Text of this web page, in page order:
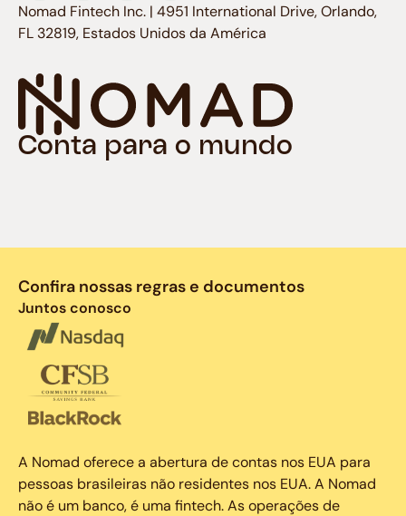
Conta para o mundo
Nomad Fintech Inc. | 4951 International Drive, Orlando,
FL 32819, Estados Unidos da América
Confira nossas regras e documentos
Juntos conosco
A Nomad oferece a abertura de contas nos EUA para
pessoas brasileiras não residentes nos EUA. A Nomad
não é um banco, é uma fintech. As operações de